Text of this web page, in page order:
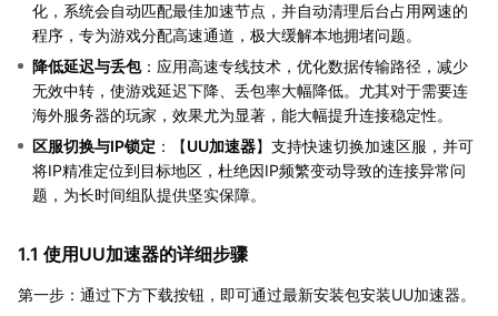
化，系统会自动匹配最佳加速节点，并自动清理后台占用网速的
程序，专为游戏分配高速通道，极大缓解本地拥堵问题。
降低延迟与丢包：应用高速专线技术，优化数据传输路径，减少
无效中转，使游戏延迟下降、丢包率大幅降低。尤其对于需要连
海外服务器的玩家，效果尤为显著，能大幅提升连接稳定性。
区服切换与IP锁定 ：【UU加速器】支持快速切换加速区服，并可
将IP精准定位到目标地区，杜绝因IP频繁变动导致的连接异常问
题，为长时间组队提供坚实保障。
1.1 使用UU加速器的详细步骤
第一步：通过下方下载按钮，即可通过最新安装包安装UU加速器。